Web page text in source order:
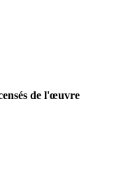
de l'œuvre